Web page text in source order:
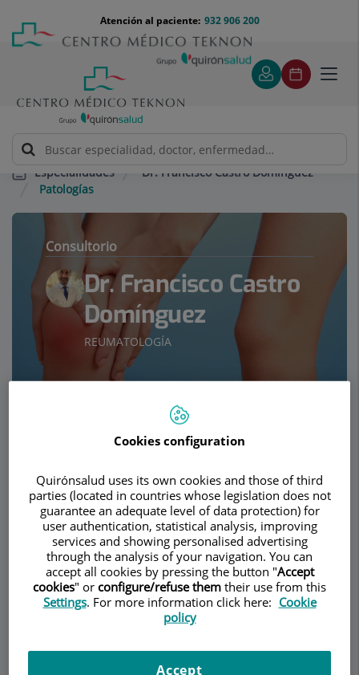
contenido
Menú
teléfono
cabecera
932 906 200
Atención al paciente:
Especialidades
Dr. Francisco Castro Domínguez
Patologías
Consultorio
Dr. Francisco Castro
Domínguez
REUMATOLOGÍA
Horario
Pedir cita
Patologías
La reumatología es la especialidad médica que se
encarga del diagnóstico y tratamiento de
enfermedades que afectan las articulaciones, los
Cookies configuration
Quirónsalud uses its own cookies and those of third
parties (located in countries whose legislation does not
guarantee an adequate level of data protection) for
user authentication, statistical analysis, improving
services and showing personalised advertising
through the analysis of your navigation. You can
accept all cookies by pressing the button "Accept
cookies" or configure/refuse them their use from this
Settings. For more information click here: Cookie
policy
Accept